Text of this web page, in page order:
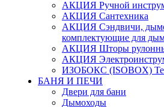
АКЦИЯ Ручной
АКЦИЯ Сантехника
АКЦИЯ Сэндвичи,
комплектующие для
АКЦИЯ Шторы
АКЦИЯ
ИЗОБОКС (ISOBOX)
БАНЯ И ПЕЧИ
Двери для бани
Дымоходы